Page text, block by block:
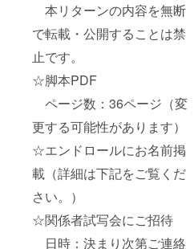
本リターンの内容を無断
で転載・公開することは禁
止です。
☆脚本PDF
ページ数：36ページ（変
更する可能性があります）
☆エンドロールにお名前掲
載（詳細は下記をご覧くだ
さい。）
☆関係者試写会にご招待
日時：決まり次第ご連絡